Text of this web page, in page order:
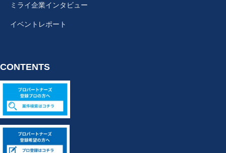
ミライ企業インタビュー
イベントレポート
CONTENTS